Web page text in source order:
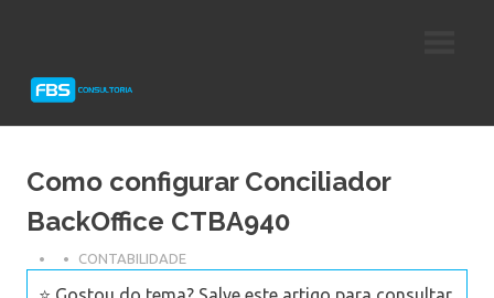
Protheus
Como configurar Conciliador
BackOffice CTBA940
CONTABILIDADE